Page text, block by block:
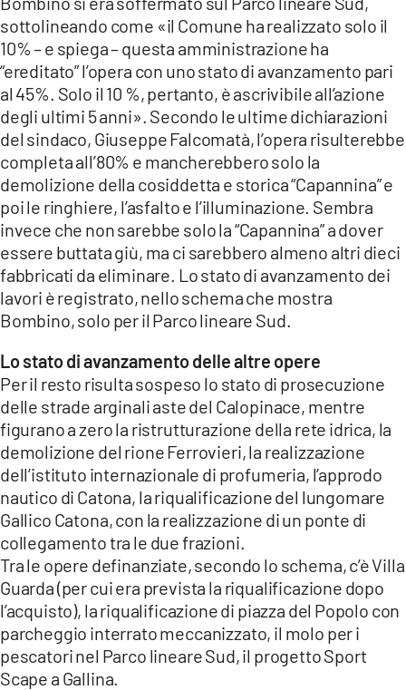
sottolineando come «il Comune ha realizzato solo il
10% – e spiega – questa amministrazione ha
“ereditato” l’opera con uno stato di avanzamento pari
al 45%. Solo il 10 %, pertanto, è ascrivibile all’azione
degli ultimi 5 anni». Secondo le ultime dichiarazioni
del sindaco, Giuseppe Falcomatà, l’opera risulterebbe
completa all’80% e mancherebbero solo la
demolizione della cosiddetta e storica “Capannina” e
poi le ringhiere, l’asfalto e l’illuminazione. Sembra
invece che non sarebbe solo la “Capannina” a dover
essere buttata giù, ma ci sarebbero almeno altri dieci
fabbricati da eliminare. Lo stato di avanzamento dei
lavori è registrato, nello schema che mostra
Bombino, solo per il Parco lineare Sud.
Lo stato di avanzamento delle altre opere
Per il resto risulta sospeso lo stato di prosecuzione
delle strade arginali aste del Calopinace, mentre
figurano a zero la ristrutturazione della rete idrica, la
demolizione del rione Ferrovieri, la realizzazione
dell’istituto internazionale di profumeria, l’approdo
nautico di Catona, la riqualificazione del lungomare
Gallico Catona, con la realizzazione di un ponte di
collegamento tra le due frazioni.
Tra le opere definanziate, secondo lo schema, c’è Villa
Guarda (per cui era prevista la riqualificazione dopo
l’acquisto), la riqualificazione di piazza del Popolo con
parcheggio interrato meccanizzato, il molo per i
pescatori nel Parco lineare Sud, il progetto Sport
Scape a Gallina.